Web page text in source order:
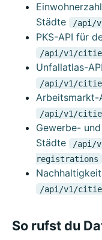
Städte
/api/
PKS-API für
/api/v1/
Unfallatlas-
/api/v1/
Arbeitsmarkt-
/api/v1/
Gewerbe-
Städte
/api/
registrations
/api/v1/
So rufst du